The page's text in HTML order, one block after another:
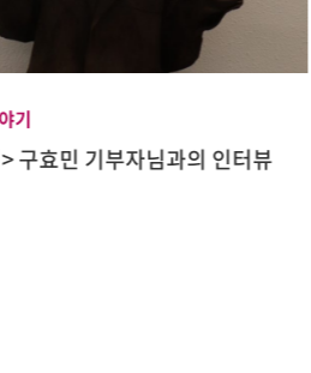
기
구효민 기부자님과의 인터뷰